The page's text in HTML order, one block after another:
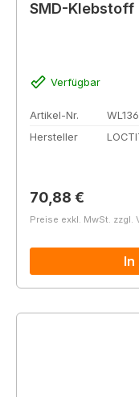
SMD-Klebstoff
Verfügbar
Artikel-Nr.
Hersteller
Regulärer Preis:
70,88 €
Preise exkl. MwSt. zzgl.
In